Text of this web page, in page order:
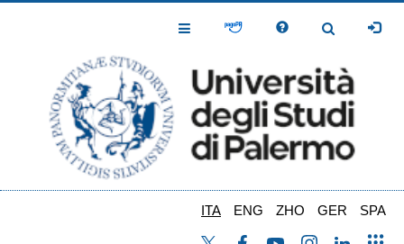
Toggle
Toggle
ITA ENG ZHO GER SPA